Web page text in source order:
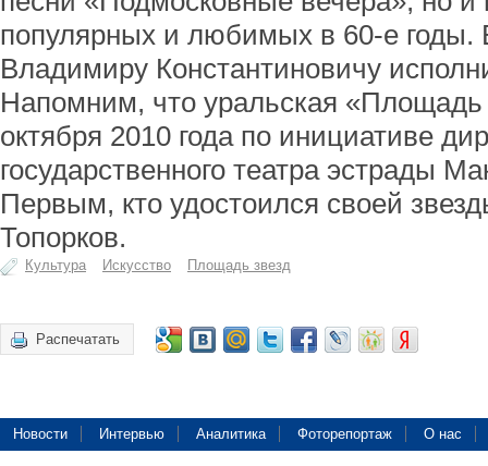
популярных и любимых в 60-е годы.
Владимиру Константиновичу
Напомним, что уральская «Площадь
октября 2010 года по инициативе
государственного театра эстрады
Первым, кто удостоился своей
Топорков.
Культура Искусство Площадь звезд
Распечатать
Новости Интервью Аналитика Фоторепортаж О нас